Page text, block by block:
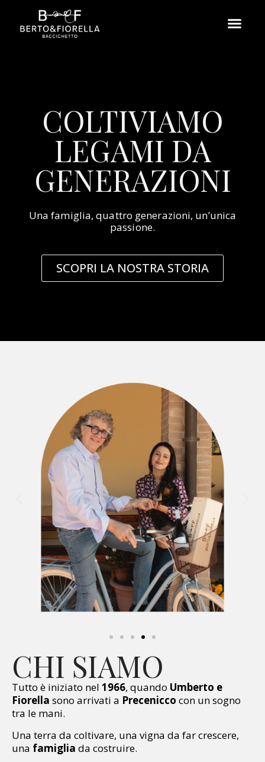
COLTIVIAMO
LEGAMI DA
GENERAZIONI
Una famiglia, quattro generazioni, un’unica
passione.
SCOPRI LA NOSTRA STORIA
CHI SIAMO
Tutto è iniziato nel 1966, quando Umberto e
Fiorella sono arrivati a Precenicco con un sogno
tra le mani.
Una terra da coltivare, una vigna da far crescere,
una famiglia da costruire.